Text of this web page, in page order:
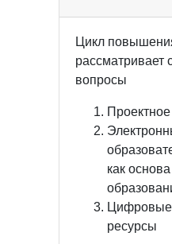
Цикл
рассматривает
вопросы
как
Цифровые
ресурсы